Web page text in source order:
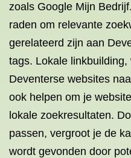
zoals Google Mijn
raden om relevante
gerelateerd zijn aan
tags. Lokale
Deventerse websites
ook helpen om je
lokale zoekresultaten.
passen, vergroot je de
wordt gevonden door